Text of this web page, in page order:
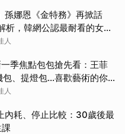
孫娜恩《金特務》再掀話
析，韓網公認最耐看的女友
人
季焦點包包搶先看：王菲
包、提燈包…喜歡藝術的你
人
內耗、停止比較：30歲後最